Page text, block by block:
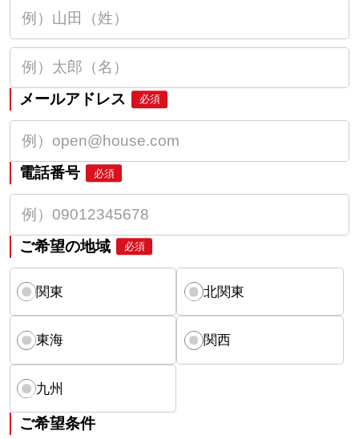
メールアドレス 必須
電話番号 必須
ご希望の地域 必須
関東 北関東
東海 関西
九州
ご希望条件